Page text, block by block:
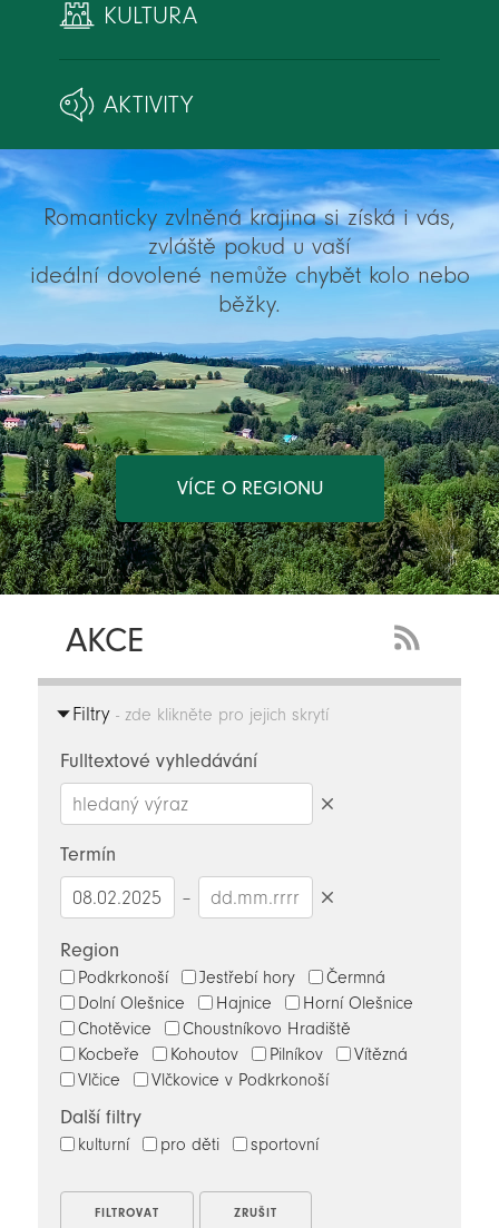
KULTURA
AKTIVITY
Romanticky zvlněná krajina si získá i vás,
zvláště pokud u vaší
ideální dovolené nemůže chybět kolo nebo
běžky.
VÍCE O REGIONU
AKCE
Feed
Filtry- zde klikněte pro jejich skrytí
Fulltextové vyhledávání
Termín
–
Region
Podkrkonoší Jestřebí hory
Čermná
Dolní Olešnice
Hajnice
Horní Olešnice
Chotěvice
Choustníkovo Hradiště
Kocbeře
Kohoutov Pilníkov
Vítězná
Vlčice
Vlčkovice v Podkrkonoší
Další filtry
kulturní pro děti sportovní